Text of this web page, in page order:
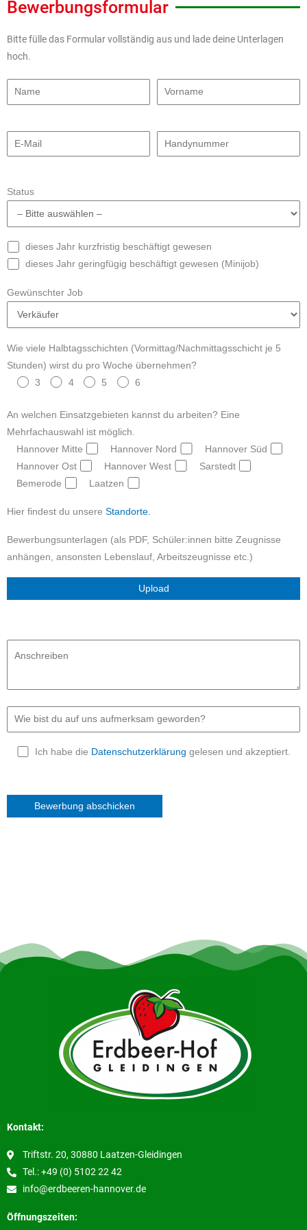
Bewerbungsformular
Bitte fülle das Formular vollständig aus und lade deine Unterlagen
hoch.
Status
dieses Jahr kurzfristig beschäftigt gewesen
dieses Jahr geringfügig beschäftigt gewesen (Minijob)
Gewünschter Job
Wie viele Halbtagsschichten (Vormittag/Nachmittagsschicht je 5
Stunden) wirst du pro Woche übernehmen?
3
4 5 6
An welchen Einsatzgebieten kannst du arbeiten? Eine
Mehrfachauswahl ist möglich.
Hannover Mitte
Hannover Nord
Hannover Süd
Hannover Ost
Hannover West
Sarstedt
Bemerode
Laatzen
Hier findest du unsere Standorte.
Bewerbungsunterlagen (als PDF, Schüler:innen bitte Zeugnisse
anhängen, ansonsten Lebenslauf, Arbeitszeugnisse etc.)
Ich habe die Datenschutzerklärung gelesen und akzeptiert.
Kontakt:
Triftstr. 20, 30880 Laatzen-Gleidingen
Tel.: +49 (0) 5102 22 42
info@erdbeeren-hannover.de
Öffnungszeiten: